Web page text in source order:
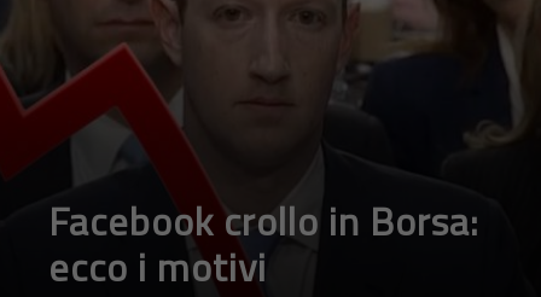
Facebook crollo in Borsa:
ecco i motivi